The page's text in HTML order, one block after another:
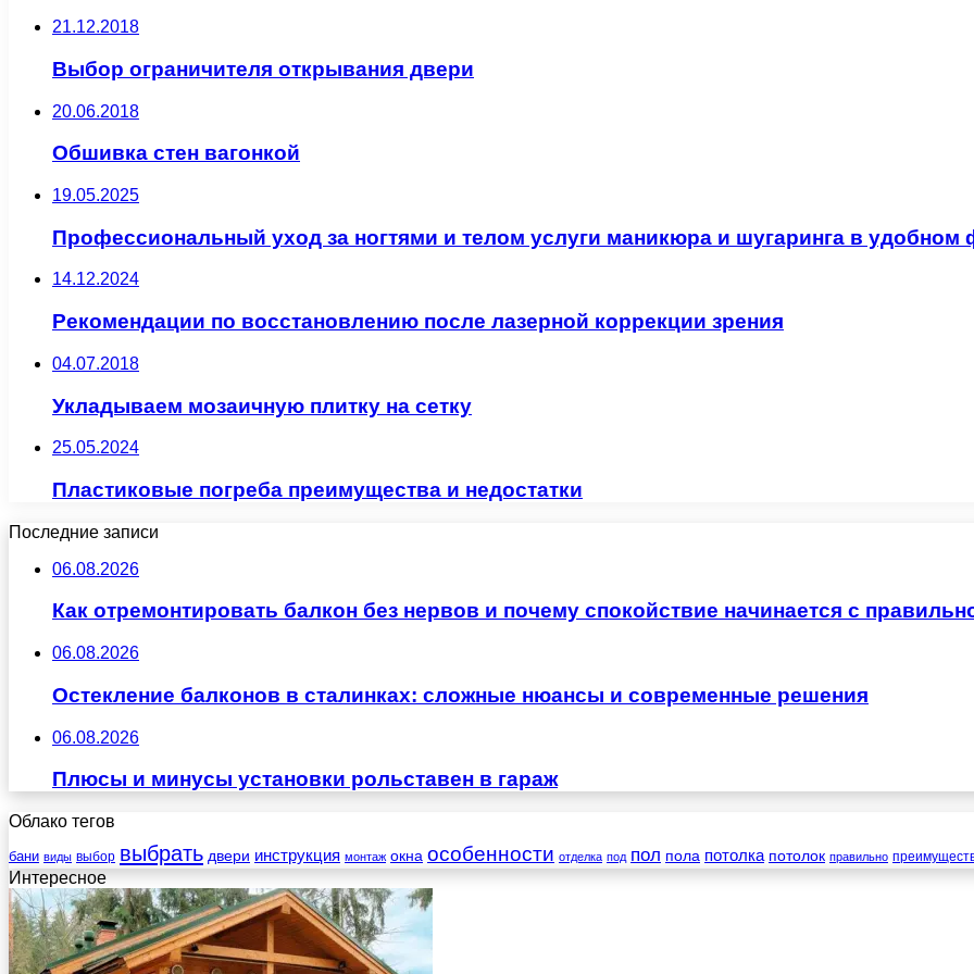
21.12.2018
Выбор ограничителя открывания двери
20.06.2018
Обшивка стен вагонкой
19.05.2025
Профессиональный уход за ногтями и телом услуги маникюра и шугаринга в удобном
14.12.2024
Рекомендации по восстановлению после лазерной коррекции зрения
04.07.2018
Укладываем мозаичную плитку на сетку
25.05.2024
Пластиковые погреба преимущества и недостатки
Последние записи
06.08.2026
Как отремонтировать балкон без нервов и почему спокойствие начинается с
06.08.2026
Остекление балконов в сталинках: сложные нюансы и современные решения
06.08.2026
Плюсы и минусы установки рольставен в гараж
Облако тегов
бани виды выбор выбрать двери инструкция монтаж окна особенности отделка под пол пола потолка потолок правильно
Интересное